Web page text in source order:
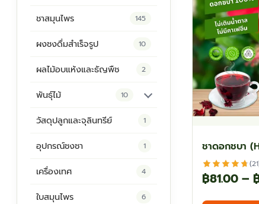
ชาสมุนไพร 145
ผงชงดื่มสำเร็จรูป 10
ผลไม้อบแห้งและธัญพืช 2
พันธุ์ไม้ 10
ต้นพันธุ์สมุนไพร 5
วัสดุปลูกและจุลินทรีย์ 1
อุปกรณ์ชงชา 1
เครื่องเทศ 4
ใบสมุนไพร 6
ชาดอกชบา
฿81.00 –